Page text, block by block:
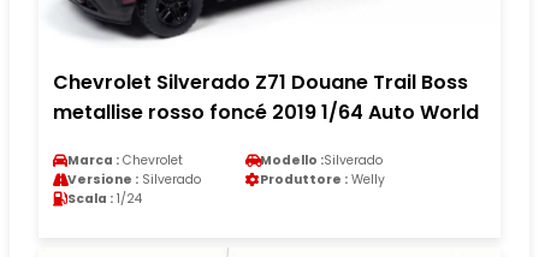
Chevrolet Silverado Z71 Douane Trail Boss
metallise rosso foncé 2019 1/64 Auto World
Marca : Chevrolet Modello :Silverado
Versione : Silverado Produttore : Welly
Scala : 1/24